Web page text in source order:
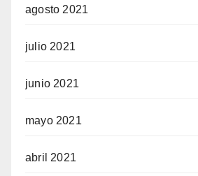
agosto 2021
julio 2021
junio 2021
mayo 2021
abril 2021